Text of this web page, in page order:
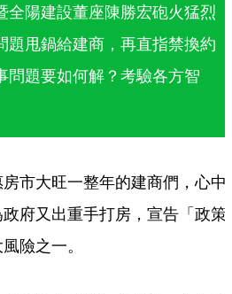
全陽建設董座陳勝宏砲火猛烈
題甩鍋給建商，再直指禁換約
問題要如何解？考驗各方智
市大旺一整年的建商們，心中
府又出重手打房，宣告「政策
險之一。